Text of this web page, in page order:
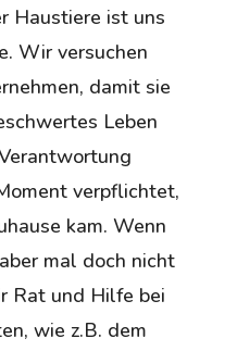
Haustiere ist uns
Wir versuchen
damit sie
Leben
verpflichtet,
kam. Wenn
mal doch nicht
Rat und Hilfe bei
wie z.B. dem